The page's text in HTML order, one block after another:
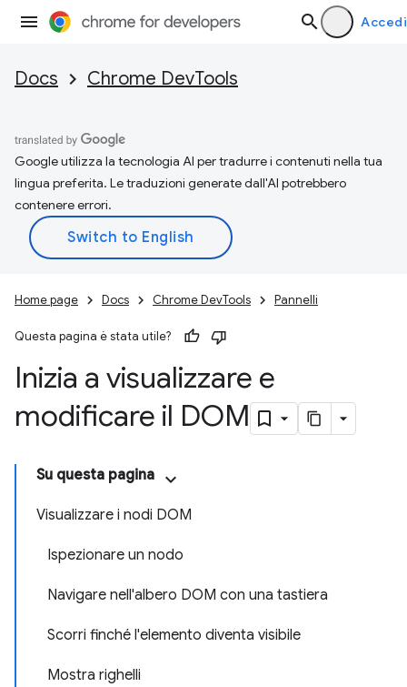
Accedi
Docs Chrome DevTools
Google utilizza la tecnologia AI per tradurre i contenuti nella tua
lingua preferita. Le traduzioni generate dall'AI potrebbero
contenere errori.
Home page Docs Chrome DevTools Pannelli
Questa pagina è stata utile?
Inizia a visualizzare e
modificare il DOM
Su questa pagina
Visualizzare i nodi DOM
Ispezionare un nodo
Navigare nell'albero DOM con una tastiera
Scorri finché l'elemento diventa visibile
Mostra righelli